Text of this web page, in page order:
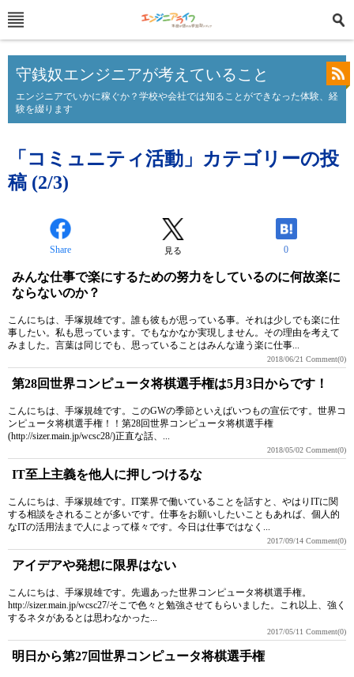
守銭奴エンジニアが考えていること
エンジニアでいかに稼ぐか？学校や会社では知ることができなった体験、経
験を綴ります
「コミュニティ活動」カテゴリーの投
稿 (2/3)
Share 見る 0
みんな仕事で楽にするための努力をしているのに何故楽に
ならないのか？
こんにちは、手塚規雄です。誰も彼もが思っている事。それは少しでも楽に仕
事したい。私も思っています。でもなかなか実現しません。その理由を考えて
みました。言葉は同じでも、思っていることはみんな違う楽に仕事...
2018/06/21 Comment(0)
第28回世界コンピュータ将棋選手権は5月3日からです！
こんにちは、手塚規雄です。このGWの季節といえばいつもの宣伝です。世界コ
ンピュータ将棋選手権！！第28回世界コンピュータ将棋選手権
(http://sizer.main.jp/wcsc28/)正直な話、...
2018/05/02 Comment(0)
IT至上主義を他人に押しつけるな
こんにちは、手塚規雄です。IT業界で働いていることを話すと、やはりITに関
する相談をされることが多いです。仕事をお願いしたいこともあれば、個人的
なITの活用法まで人によって様々です。今日は仕事ではなく...
2017/09/14 Comment(0)
アイデアや発想に限界はない
こんにちは、手塚規雄です。先週あった世界コンピュータ将棋選手権。
http://sizer.main.jp/wcsc27/そこで色々と勉強させてもらいました。これ以上、強く
するネタがあるとは思わなかった...
2017/05/11 Comment(0)
明日から第27回世界コンピュータ将棋選手権